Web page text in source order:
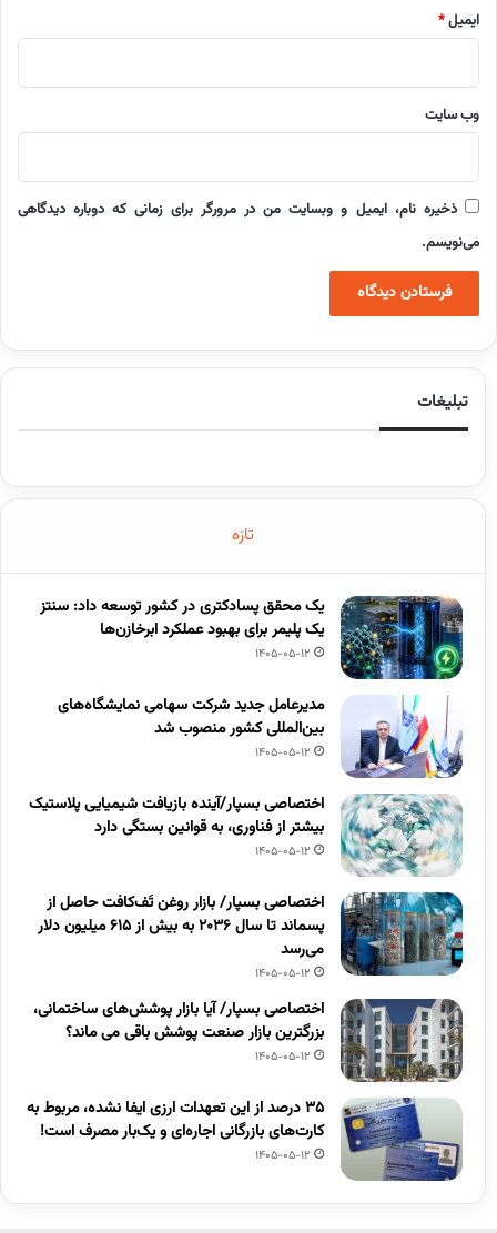
ایمیل*
وب‌ سایت
ذخیره نام، ایمیل و وبسایت من در مرورگر برای زمانی که دوباره دیدگاهی
می‌نویسم.
تبلیغات
تازه
یک محقق پسادکتری در کشور توسعه داد: سنتز
یک پلیمر برای بهبود عملکرد ابرخازن‌ها
1405-05-12
مدیرعامل جدید شرکت سهامی نمایشگاه‌های
بین‌المللی کشور منصوب شد
1405-05-12
اختصاصی بسپار/آینده بازیافت شیمیایی پلاستیک
بیشتر از فناوری، به قوانین بستگی دارد
1405-05-12
اختصاصی بسپار/ بازار روغن تَف‌کافت حاصل از
پسماند تا سال ۲۰۳۶ به بیش از ۶۱۵ میلیون دلار
می‌رسد
1405-05-12
اختصاصی بسپار/ آیا بازار پوشش‌های ساختمانی،
بزرگترین بازار صنعت پوشش باقی می ماند؟
1405-05-12
۳۵ درصد از این تعهدات ارزی ایفا نشده، مربوط به
کارت‌های بازرگانی اجاره‌ای و یک‌بار مصرف است!
1405-05-12